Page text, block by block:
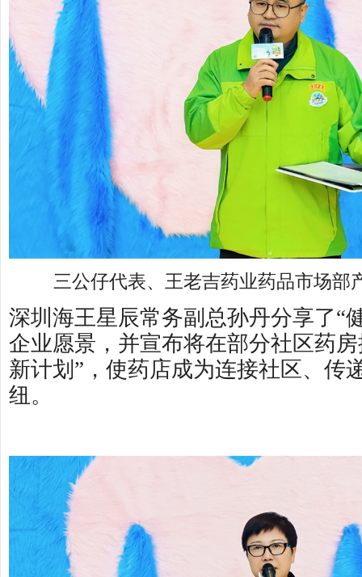
三公仔代表、王老吉药业药品市场部
深圳海王星辰常务副总孙丹分享了“
企业愿景，并宣布将在部分社区药
新计划”，使药店成为连接社区、传
纽。